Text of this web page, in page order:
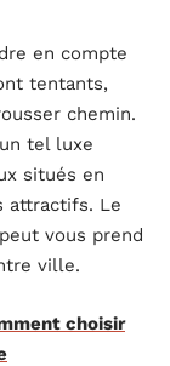
en compte
tentants,
chemin.
tel luxe
situés en
attractifs. Le
vous prend
ville.
choisir